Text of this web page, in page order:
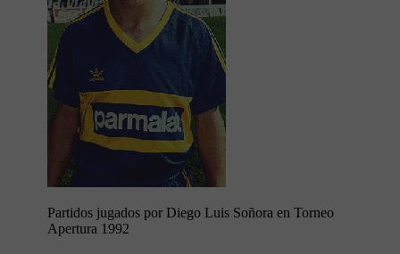
Partidos jugados por Diego Luis Soñora en Torneo
Apertura 1992